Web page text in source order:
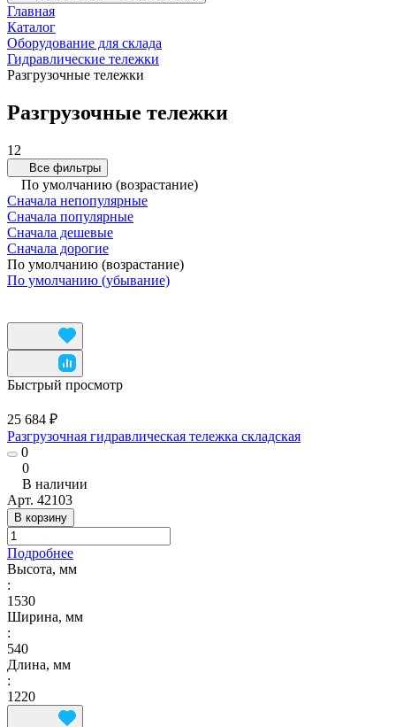
Главная
Каталог
Оборудование для склада
Гидравлические тележки
Разгрузочные тележки
Разгрузочные тележки
12
Все фильтры
По умолчанию (возрастание)
Сначала непопулярные
Сначала популярные
Сначала дешевые
Сначала дорогие
По умолчанию (возрастание)
По умолчанию (убывание)
Быстрый просмотр
25 684 ₽
Разгрузочная гидравлическая тележка складская
0
0
В наличии
Арт. 42103
В корзину
Подробнее
Высота, мм
:
1530
Ширина, мм
:
540
Длина, мм
:
1220